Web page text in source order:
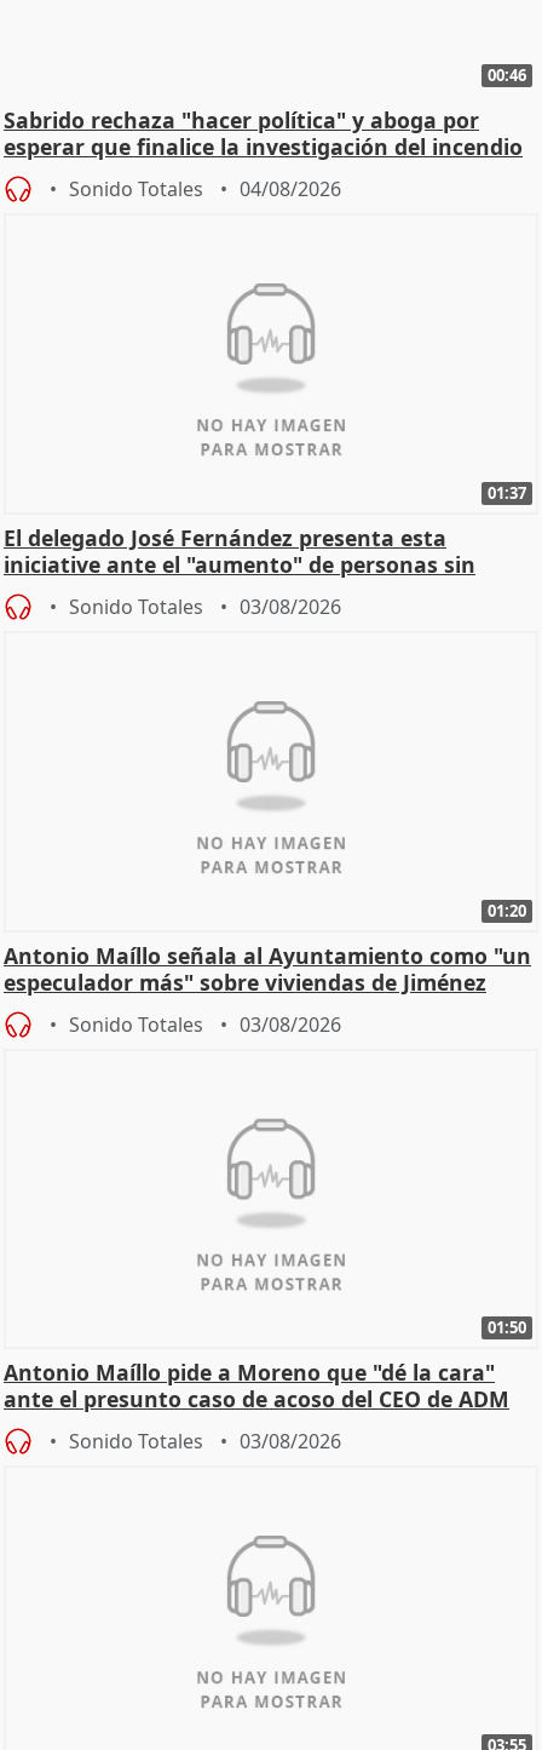
00:46
Sabrido rechaza "hacer política" y aboga por
esperar que finalice la investigación del incendio
Sonido Totales 04/08/2026
01:37
El delegado José Fernández presenta esta
iniciative ante el "aumento" de personas sin
hogar en Madri
Sonido Totales 03/08/2026
01:20
Antonio Maíllo señala al Ayuntamiento como "un
especulador más" sobre viviendas de Jiménez
Becerril
Sonido Totales 03/08/2026
01:50
Antonio Maíllo pide a Moreno que "dé la cara"
ante el presunto caso de acoso del CEO de ADM
Sonido Totales 03/08/2026
03:55